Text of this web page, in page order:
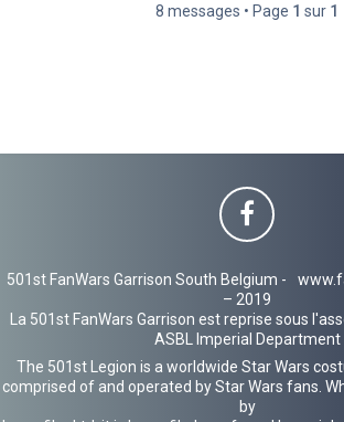
8 messages • Page 1 sur 1
501st FanWars Garrison South Belgium -
– 2019
La 501st FanWars Garrison est reprise sous
ASBL Imperial Department
The 501st Legion is a worldwide Star Wars
comprised of and operated by Star Wars fans.
by